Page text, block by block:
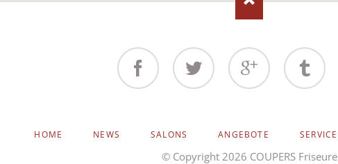
ÜBERSPRINGEN
HOME NEWS SALONS ANGEBOTE SERVICE
© Copyright 2026 COUPERS Friseure